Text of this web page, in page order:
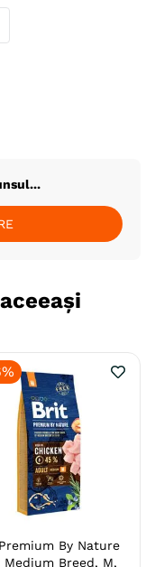
By Nature
Medium Breed, M,